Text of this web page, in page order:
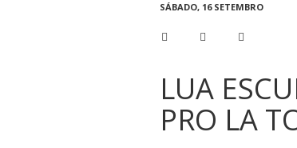
SÁBADO, 16 SETEMBRO
LUA
PRO LA